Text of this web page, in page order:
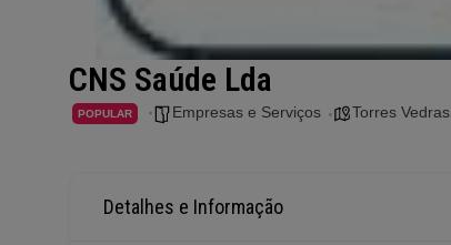
CNS Saúde Lda
POPULAR Empresas e Serviços Torres Vedras
Detalhes e Informação